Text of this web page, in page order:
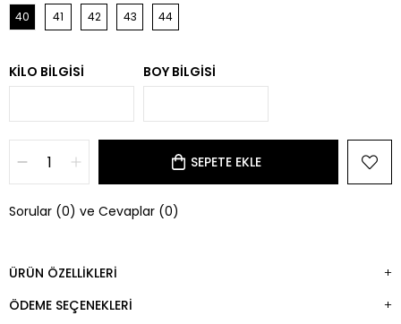
40 41 42 43 44
KILO BILGISI BOY BILGISI
Sorular (0) ve Cevaplar (0)
ÜRÜN ÖZELLIKLERI
ÖDEME SEÇENEKLERI